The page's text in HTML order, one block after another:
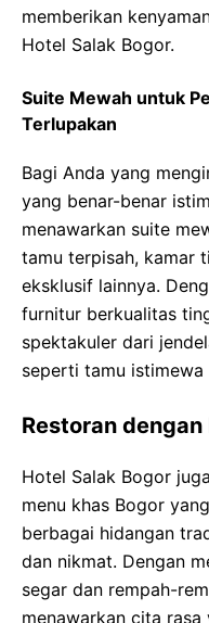
memberikan
Hotel Salak Bogor.
Suite Mewah untuk
Terlupakan
Bagi Anda yang
yang benar-benar
menawarkan suite
tamu terpisah, kamar
eksklusif lainnya.
furnitur berkualitas
spektakuler dari
seperti tamu istimewa
Restoran
Hotel Salak Bogor
menu khas Bogor
berbagai hidangan
dan nikmat. Dengan
segar dan rempah-
menawarkan cita rasa